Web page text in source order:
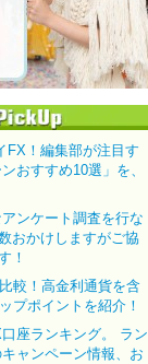
FX！編集部が注目す
おすすめ10選」を、
ンケート調査を行な
おかけしますがご協
！
較！高金利通貨を含
プポイントを紹介！
座ランキング。 ラン
ャンペーン情報、お